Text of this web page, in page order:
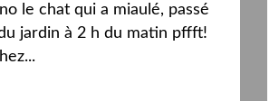
le chat qui a miaulé, passé
jardin à 2 h du matin pffft!